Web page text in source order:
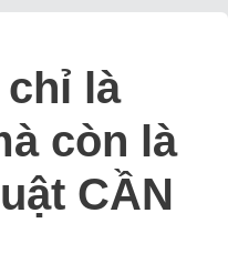
chỉ là
còn là
CẦN